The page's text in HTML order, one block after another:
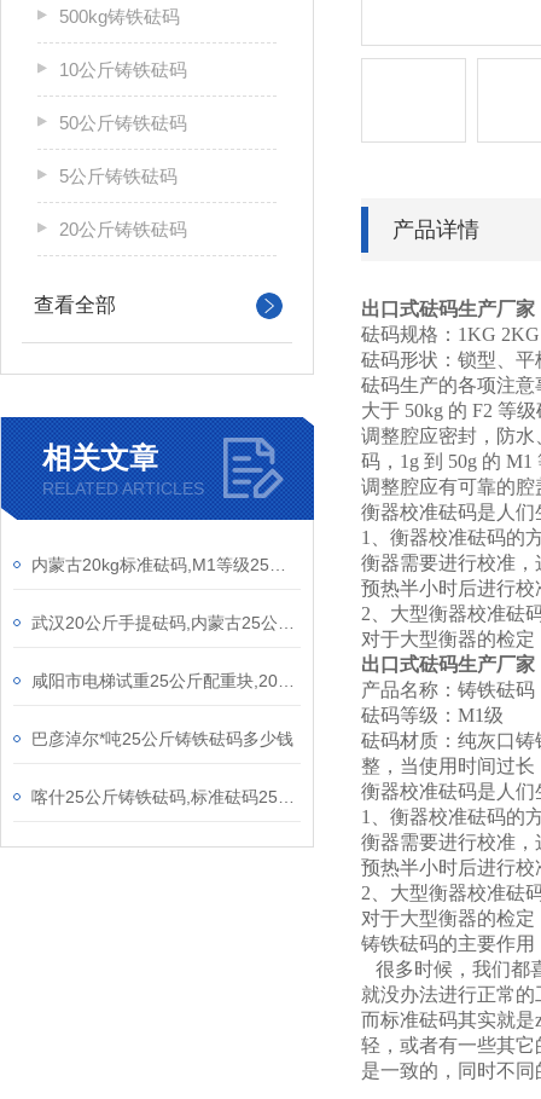
500kg铸铁砝码
10公斤铸铁砝码
50公斤铸铁砝码
5公斤铸铁砝码
20公斤铸铁砝码
查看全部
相关文章
RELATED ARTICLES
巴彦淖尔*吨25公斤铸铁砝码多少钱
产品详情
出口式砝码生产厂
砝码规格：1KG
砝码形状：锁型、
砝码生产的各项注意
大于 50kg 的 F2 等
调整腔应密封，防
码，1g 到 50g 的
调整腔应有可靠的
衡器校准砝码是人
1、衡器校准砝码的
衡器需要进行校准
预热半小时后进行
2、大型衡器校准砝
对于大型衡器的检
出口式砝码生产厂
产品名称：铸铁砝码
砝码等级：M1级
砝码材质：纯灰口
整，当使用时间过
衡器校准砝码是人
1、衡器校准砝码的
衡器需要进行校准
预热半小时后进行
2、大型衡器校准砝
对于大型衡器的检
铸铁砝码的主要作用
很多时候，我们都
就没办法进行正常
而标准砝码其实就
轻，或者有一些其
是一致的，同时不